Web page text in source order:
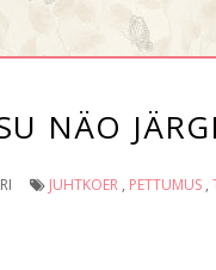
NÄO JÄRGI
JUHTKOER, PETTUMUS,